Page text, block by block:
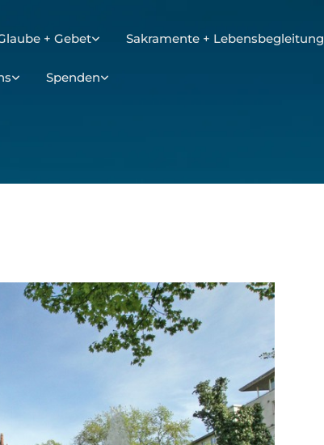
+ Gebet Sakramente + Lebensbegleitung
Spenden